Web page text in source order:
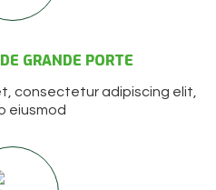
GRANDE PORTE
consectetur adipiscing elit,
eiusmod